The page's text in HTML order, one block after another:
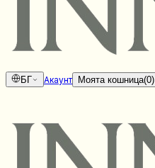
БГ Акаунт Моята кошница(0)